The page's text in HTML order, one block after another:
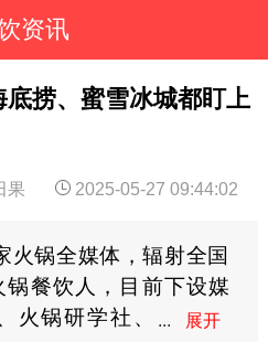
资讯
捞、蜜雪冰城都盯上
果 2025-05-27 09:44:02
火锅全媒体，辐射全国
锅餐饮人，目前下设媒
火锅研学社、